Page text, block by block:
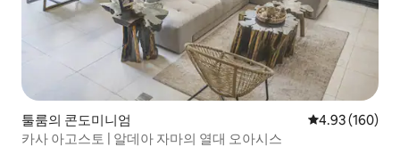
툴룸의 콘도미니엄 평점 4.93점(5
4.93 (160)
카사 아고스토 | 알데아 자마의 열대 오아시스